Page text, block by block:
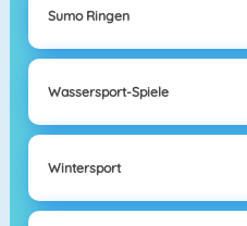
Sumo Ringen
Wassersport-Spiele
Wintersport